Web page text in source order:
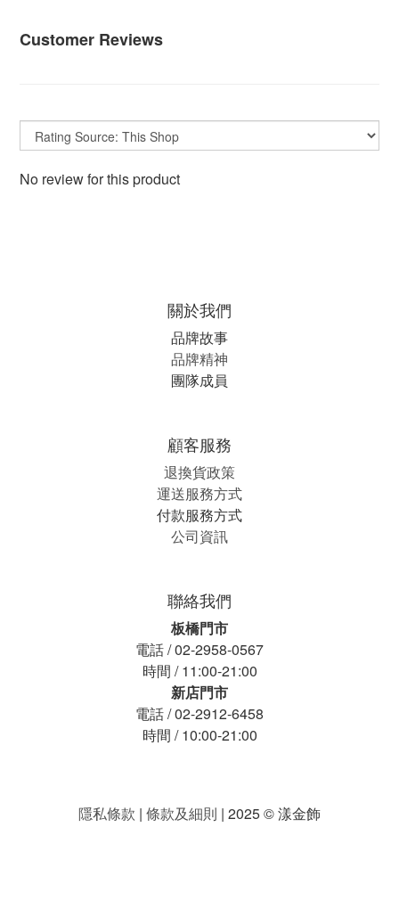
Customer Reviews
No review for this product
關於我們
品牌故事
品牌精神
團隊成員
顧客服務
退換貨政策
運送服務方式
付款服務方式
公司資訊
聯絡我們
板橋門市
電話 / 02-2958-0567
時間 / 11:00-21:00
新店門市
電話 / 02-2912-6458
時間 / 10:00-21:00
隱私條款 | 條款及細則 | 2025 © 漾金飾